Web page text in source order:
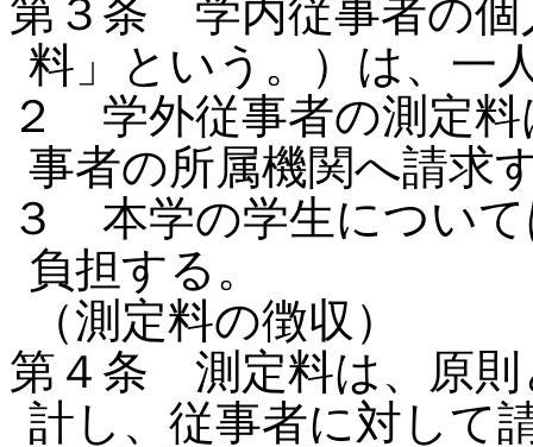
第３条 学内従事者の個
料」という。）は、一
２ 学外従事者の測定料
事者の所属機関へ請求
３ 本学の学生につい
負担する。
（測定料の徴収）
第４条 測定料は、原則
計し、従事者に対して